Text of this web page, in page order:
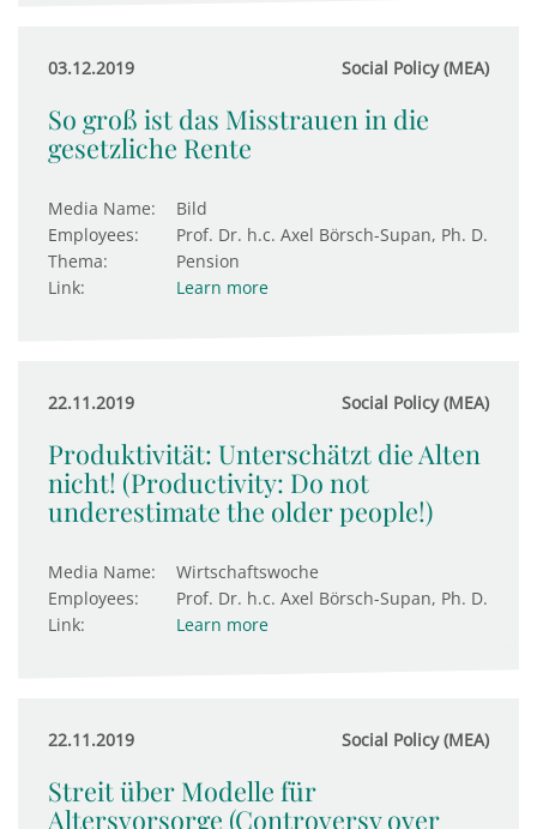
03.12.2019 Social Policy (MEA)
So groß ist das Misstrauen in die
gesetzliche Rente
Media Name:
Bild
Employees:
Prof. Dr. h.c. Axel Börsch-Supan, Ph. D.
Thema:
Pension
Link:
Learn more
22.11.2019 Social Policy (MEA)
Produktivität: Unterschätzt die Alten
nicht! (Productivity: Do not
underestimate the older people!)
Media Name:
Wirtschaftswoche
Employees:
Prof. Dr. h.c. Axel Börsch-Supan, Ph. D.
Link:
Learn more
22.11.2019 Social Policy (MEA)
Streit über Modelle für
Altersvorsorge (Controversy over